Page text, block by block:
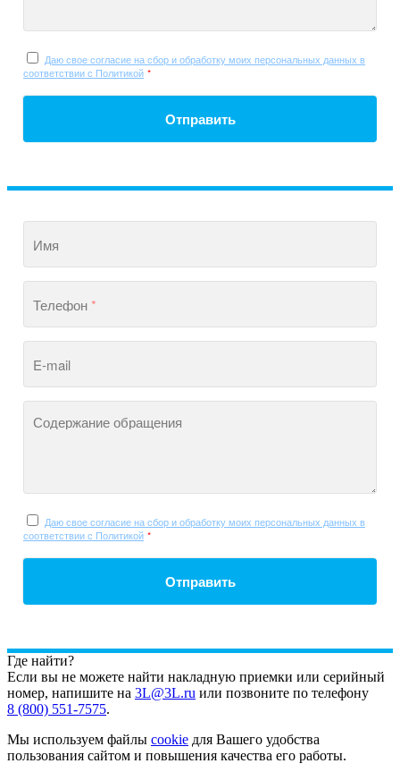
Даю свое согласие на сбор и обработку моих персональных данных в
соответствии с Политикой *
Отправить
Имя
Телефон*
E-mail
Содержание обращения
Даю свое согласие на сбор и обработку моих персональных данных в
соответствии с Политикой *
Отправить
Где найти?
Если вы не можете найти накладную приемки или серийный
номер, напишите на 3L@3L.ru или позвоните по телефону
8 (800) 551-7575.
Мы используем файлы cookie для Вашего удобства
пользования сайтом и повышения качества его работы.